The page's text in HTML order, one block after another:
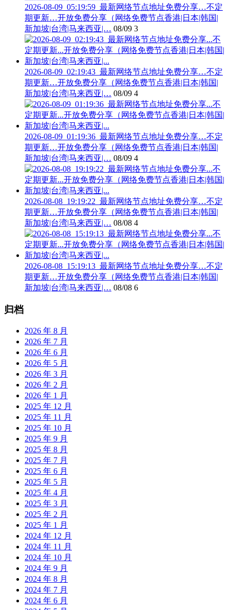
2026-08-09_05:19:59_最新网络节点地址免费分享…不定
期更新…开放免费分享（网络免费节点香港|日本|韩国|
新加坡|台湾|马来西亚|… 08/09 3
2026-08-09_02:19:43_最新网络节点地址免费分享…不定
期更新…开放免费分享（网络免费节点香港|日本|韩国|
新加坡|台湾|马来西亚|… 08/09 4
2026-08-09_01:19:36_最新网络节点地址免费分享…不定
期更新…开放免费分享（网络免费节点香港|日本|韩国|
新加坡|台湾|马来西亚|… 08/09 4
2026-08-08_19:19:22_最新网络节点地址免费分享…不定
期更新…开放免费分享（网络免费节点香港|日本|韩国|
新加坡|台湾|马来西亚|… 08/08 4
2026-08-08_15:19:13_最新网络节点地址免费分享…不定
期更新…开放免费分享（网络免费节点香港|日本|韩国|
新加坡|台湾|马来西亚|… 08/08 6
归档
2026 年 8 月
2026 年 7 月
2026 年 6 月
2026 年 5 月
2026 年 3 月
2026 年 2 月
2026 年 1 月
2025 年 12 月
2025 年 11 月
2025 年 10 月
2025 年 9 月
2025 年 8 月
2025 年 7 月
2025 年 6 月
2025 年 5 月
2025 年 4 月
2025 年 3 月
2025 年 2 月
2025 年 1 月
2024 年 12 月
2024 年 11 月
2024 年 10 月
2024 年 9 月
2024 年 8 月
2024 年 7 月
2024 年 6 月